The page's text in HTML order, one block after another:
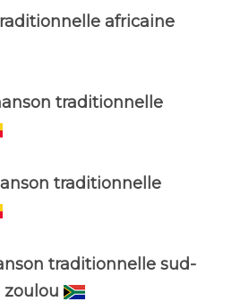
africaine
traditionnelle
traditionnelle
traditionnelle sud-